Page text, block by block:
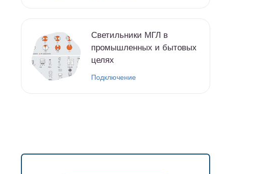
Светильники МГЛ в
промышленных и бытовых
целях
Подключение